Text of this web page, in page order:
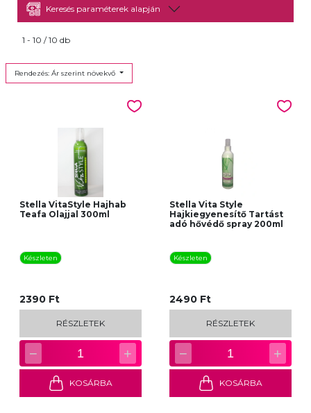
Keresés paraméterek alapján
1 - 10 / 10 db
Rendezés: Ár szerint növekvő
Stella VitaStyle Hajhab
Teafa Olajjal 300ml
Készleten
2390 Ft
RÉSZLETEK
− 1 +
KOSÁRBA
Stella Vita Style
Hajkiegyenesítő Tartást
adó hővédő spray 200ml
Készleten
2490 Ft
RÉSZLETEK
− 1 +
KOSÁRBA